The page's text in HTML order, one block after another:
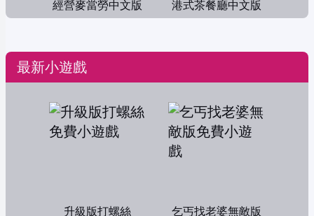
經營麥當勞中文版 港式茶餐廳中文版
最新小遊戲
升級版打螺絲 乞丐找老婆無敵版